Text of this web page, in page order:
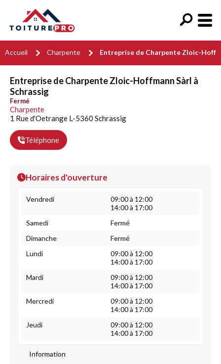
Accueil Charpente Entreprise de Charpente Zloic-
Entreprise de Charpente Zloic-Hoffmann Sàrl à
Schrassig
Fermé
Charpente
1 Rue d'Oetrange L-5360 Schrassig
Téléphone
Horaires d'ouverture
Vendredi
09:00 à 12:00
14:00 à 17:00
Samedi
Fermé
Dimanche
Fermé
Lundi
09:00 à 12:00
14:00 à 17:00
Mardi
09:00 à 12:00
14:00 à 17:00
Mercredi
09:00 à 12:00
14:00 à 17:00
Jeudi
09:00 à 12:00
14:00 à 17:00
Information